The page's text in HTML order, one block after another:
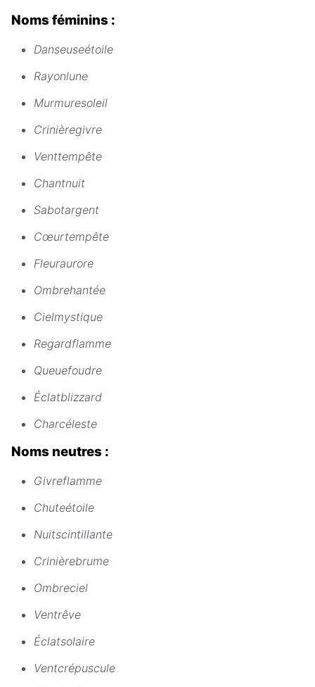
Noms féminins :
Danseuseétoile
Rayonlune
Murmuresoleil
Crinièregivre
Venttempête
Chantnuit
Sabotargent
Cœurtempête
Fleuraurore
Ombrehantée
Cielmystique
Regardflamme
Queuefoudre
Éclatblizzard
Charcéleste
Noms neutres :
Givreflamme
Chuteétoile
Nuitscintillante
Crinièrebrume
Ombreciel
Ventrêve
Éclatsolaire
Ventcrépuscule